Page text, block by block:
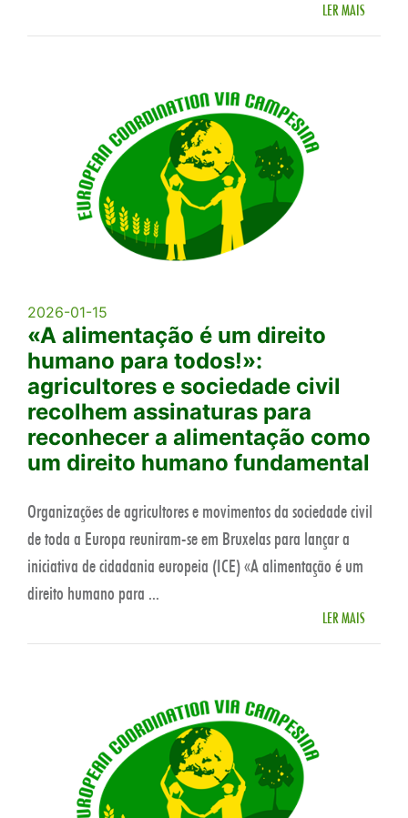
LER MAIS
2026-01-15
«A alimentação é um direito
humano para todos!»:
agricultores e sociedade civil
recolhem assinaturas para
reconhecer a alimentação como
um direito humano fundamental
Organizações de agricultores e movimentos da sociedade civil
de toda a Europa reuniram-se em Bruxelas para lançar a
iniciativa de cidadania europeia (ICE) «A alimentação é um
direito humano para ...
LER MAIS